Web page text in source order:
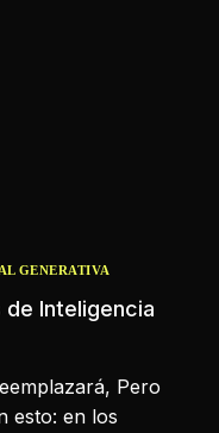
GENERATIVA
Inteligencia
Pero
esto: en los